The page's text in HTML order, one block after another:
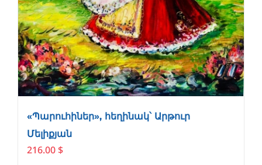
«Պարուհիներ», հեղինակ՝ Արթուր
Մելիքյան
216.00 $